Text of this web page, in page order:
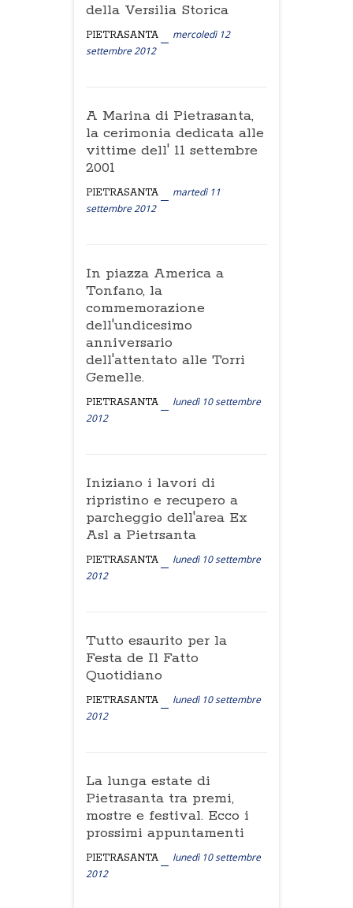
della Versilia Storica
PIETRASANTA
mercoledì 12
settembre 2012
A Marina di Pietrasanta,
la cerimonia dedicata alle
vittime dell' 11 settembre
2001
PIETRASANTA
martedì 11
settembre 2012
In piazza America a
Tonfano, la
commemorazione
dell'undicesimo
anniversario
dell'attentato alle Torri
Gemelle.
PIETRASANTA
lunedì 10 settembre
2012
Iniziano i lavori di
ripristino e recupero a
parcheggio dell'area Ex
Asl a Pietrsanta
PIETRASANTA
lunedì 10 settembre
2012
Tutto esaurito per la
Festa de Il Fatto
Quotidiano
PIETRASANTA
lunedì 10 settembre
2012
La lunga estate di
Pietrasanta tra premi,
mostre e festival. Ecco i
prossimi appuntamenti
PIETRASANTA
lunedì 10 settembre
2012